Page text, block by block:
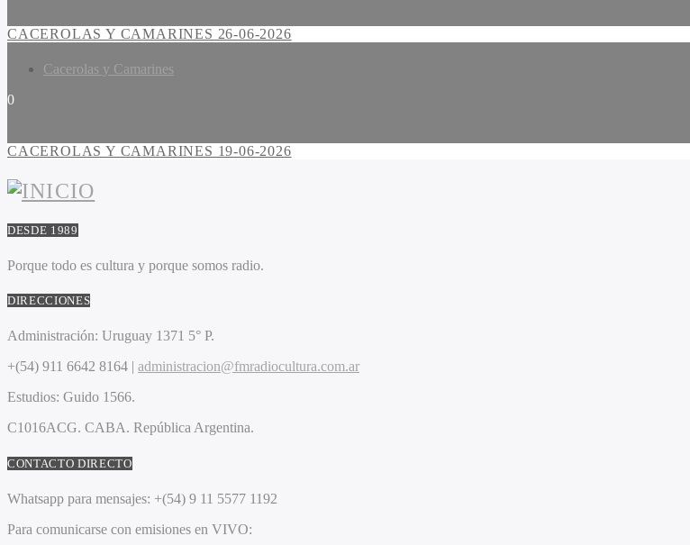
CACEROLAS Y CAMARINES 26-06-2026
Cacerolas y Camarines
0
CACEROLAS Y CAMARINES 19-06-2026
DESDE 1989
Porque todo es cultura y porque somos radio.
DIRECCIONES
Administración: Uruguay 1371 5° P.
+(54) 911 6642 8164 | administracion@fmradiocultura.com.ar
Estudios: Guido 1566.
C1016ACG. CABA. República Argentina.
CONTACTO DIRECTO
Whatsapp para mensajes: +(54) 9 11 5577 1192
Para comunicarse con emisiones en VIVO: